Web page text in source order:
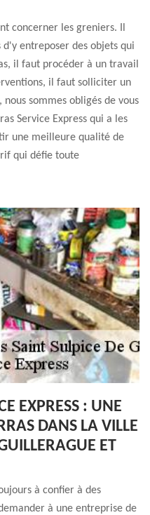
concerner les greniers. Il
entreposer des objets qui
il faut procéder à un travail
il faut solliciter un
sommes obligés de vous
Service Express qui a les
une meilleure qualité de
qui défie toute
EXPRESS : UNE
DANS LA VILLE
ET
à confier à des
à une entreprise de